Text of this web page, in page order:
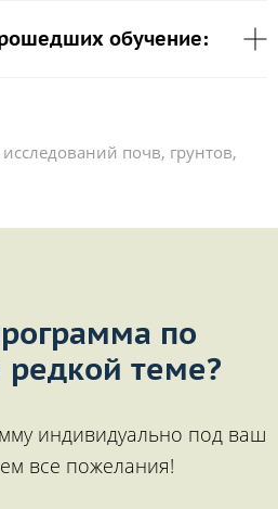
обучение:
почв, грунтов,
по
редкой теме?
индивидуально под ваш
все пожелания!